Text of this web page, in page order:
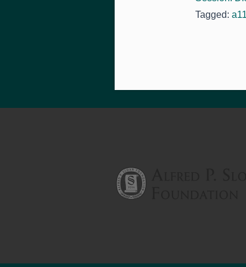
Tagged: